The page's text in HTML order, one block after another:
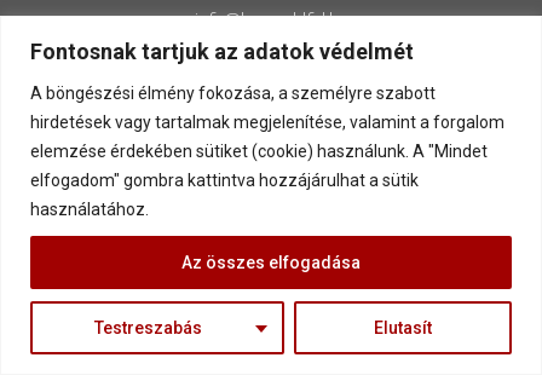
Fontosnak tartjuk az adatok védelmét
A böngészési élmény fokozása, a személyre szabott
hirdetések vagy tartalmak megjelenítése, valamint a forgalom
elemzése érdekében sütiket (cookie) használunk. A "Mindet
elfogadom" gombra kattintva hozzájárulhat a sütik
használatához.
Testreszabás Elutasít
Az összes elfogadása
info@hasznaldfel.hu
hasznaldfel.hu © 2013-2021
Írásaim szerzői jogi védelem alatt állnak, felhasználásuk kizárólag az
Adatvédelmi szabályzatnak megfelelően engedélyezett.
Adatvédelem◊Adatkezelés◊Általános szerződési feltételek